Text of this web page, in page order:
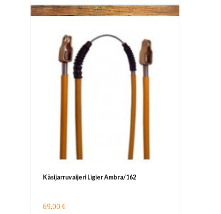
Käsijarruvaijeri Ligier Ambra/162
69,00 €